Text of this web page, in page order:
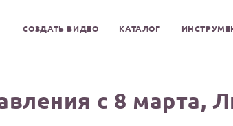
СОЗДАТЬ ВИДЕО КАТАЛОГ
с 8 марта,